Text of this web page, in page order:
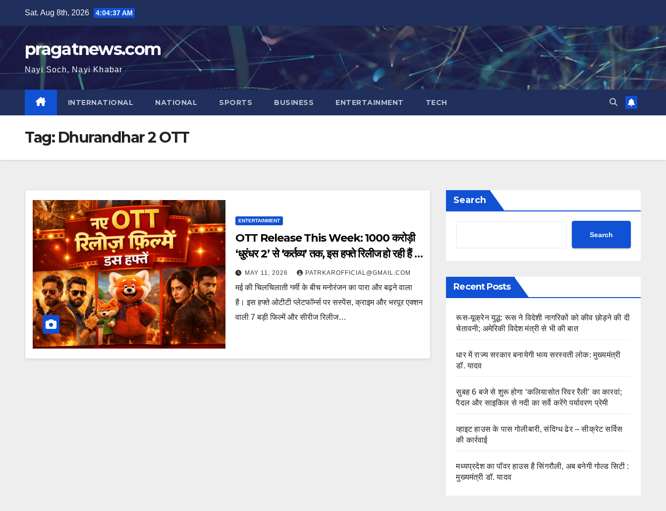
content
Sat. Aug 8th, 2026 4:04:37 AM
pragatnews.com
Nayi Soch, Nayi Khabar
INTERNATIONAL NATIONAL SPORTS BUSINESS ENTERTAINMENT TECH
Tag: Dhurandhar 2 OTT
ENTERTAINMENT
OTT Release This Week: 1000 करोड़ी
‘धुरंधर 2’ से ‘कर्तव्य’ तक, इस हफ्ते रिलीज हो रही हैं ये
7 धाकड़ फिल्में और सीरीज!
MAY 11, 2026 PATRKAROFFICIAL@GMAIL.COM
मई की चिलचिलाती गर्मी के बीच मनोरंजन का पारा और बढ़ने वाला
है। इस हफ्ते ओटीटी प्लेटफॉर्म्स पर सस्पेंस, क्राइम और भरपूर एक्शन
वाली 7 बड़ी फिल्में और सीरीज रिलीज…
Search
Search
Recent Posts
रूस-यूक्रेन युद्ध: रूस ने विदेशी नागरिकों को कीव छोड़ने की दी
चेतावनी; अमेरिकी विदेश मंत्री से भी की बात
धार में राज्य सरकार बनायेगी भव्य सरस्वती लोक: मुख्यमंत्री
डॉ. यादव
सुबह 6 बजे से शुरू होगा ‘कलियासोत रिवर रैली’ का कारवां;
पैदल और साइकिल से नदी का सर्वे करेंगे पर्यावरण प्रेमी
व्हाइट हाउस के पास गोलीबारी, संदिग्ध ढेर – सीक्रेट सर्विस
की कार्रवाई
मध्यप्रदेश का पॉवर हाउस है सिंगरौली, अब बनेगी गोल्ड सिटी :
मुख्यमंत्री डॉ. यादव